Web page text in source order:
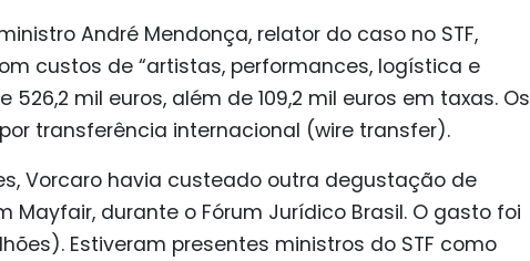
André Mendonça, relator do caso no STF,
custos de “artistas, performances, logística e
526,2 mil euros, além de 109,2 mil euros em taxas. Os
transferência internacional (wire transfer).
Vorcaro havia custeado outra degustação de
Mayfair, durante o Fórum Jurídico Brasil. O gasto foi
Estiveram presentes ministros do STF como